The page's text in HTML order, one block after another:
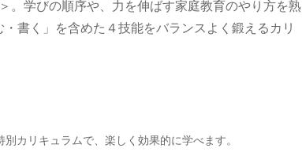
。学びの順序や、力を伸ばす家庭教育のやり方を熟
書く」を含めた４技能をバランスよく鍛えるカリ
カリキュラムで、楽しく効果的に学べます。